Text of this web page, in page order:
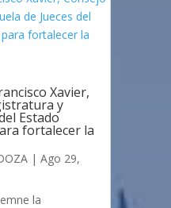
Xavier,
y
Estado
fortalecer la
|Ago 29,
la